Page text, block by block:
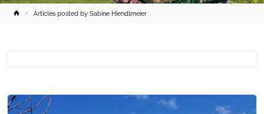
HomeArticles posted by Sabine Hiendlmeier